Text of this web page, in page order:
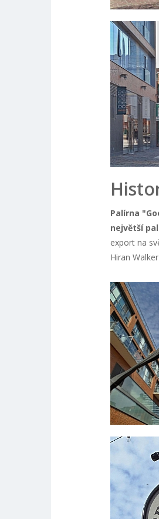
Palírna
největší
export na
Hiran